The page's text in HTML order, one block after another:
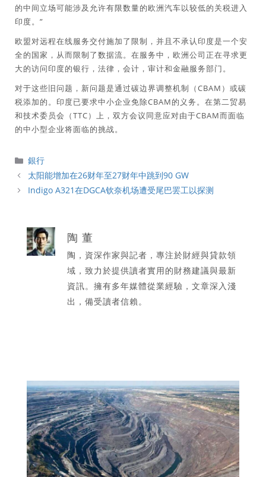
的中间立场可能涉及允许有限数量的欧洲汽车以较低的关税进入
印度。”
欧盟对远程在线服务交付施加了限制，并且不承认印度是一个安
全的国家，从而限制了数据流。在服务中，欧洲公司正在寻求更
大的访问印度的银行，法律，会计，审计和金融服务部门。
对于这些旧问题，新问题是通过碳边界调整机制（CBAM）或碳
税添加的。印度已要求中小企业免除CBAM的义务。在第二贸易
和技术委员会（TTC）上，双方会议同意应对由于CBAM而面临
的中小型企业将面临的挑战。
分
類
銀行
太阳能增加在26财年至27财年中跳到90 GW
Indigo A321在DGCA钦奈机场遭受尾巴罢工以探测
陶 董
陶，資深作家與記者，專注於財經與貸款領
域，致力於提供讀者實用的財務建議與最新
資訊。擁有多年媒體從業經驗，文章深入淺
出，備受讀者信賴。